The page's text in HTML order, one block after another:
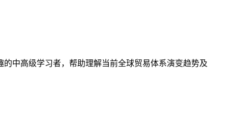
中高级学习者，帮助理解当前全球贸易体系演变趋势及